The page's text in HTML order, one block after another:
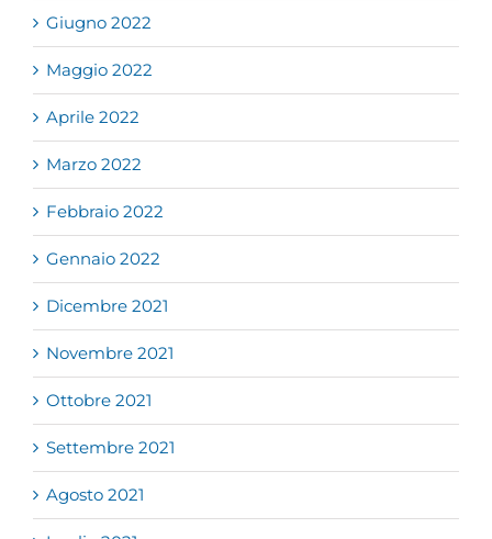
Giugno 2022
Maggio 2022
Aprile 2022
Marzo 2022
Febbraio 2022
Gennaio 2022
Dicembre 2021
Novembre 2021
Ottobre 2021
Settembre 2021
Agosto 2021